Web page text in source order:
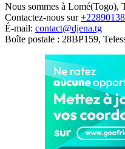
Nous sommes à Lomé(Togo),
Contactez-nous sur
É-mail: contact@djena.tg
Boîte postale : 28BP159,